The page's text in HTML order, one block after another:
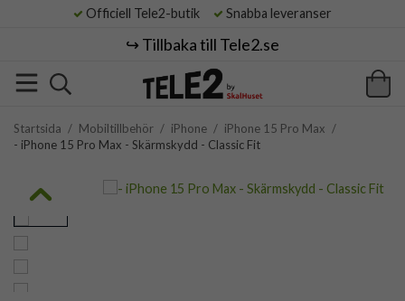
Officiell Tele2-butik Snabba leveranser
↪️ Tillbaka till Tele2.se
Startsida / Mobiltillbehör / iPhone / iPhone 15 Pro Max /
- iPhone 15 Pro Max - Skärmskydd - Classic Fit